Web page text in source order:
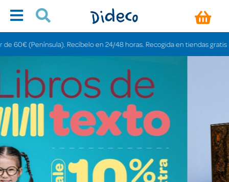
en 24/48 horas. Recogida en tiendas gratis en 3-6 días.